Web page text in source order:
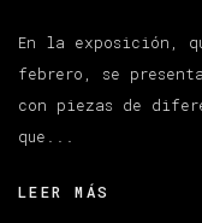
En la exposición,
febrero, se
con piezas de
que...
LEER MÁS